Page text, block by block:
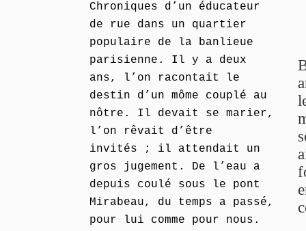
Chroniques d’un éducateur
de rue dans un quartier
populaire de la banlieue
parisienne. Il y a deux
ans, l’on racontait le
destin d’un môme couplé au
nôtre. Il devait se marier,
l’on rêvait d’être
invités ; il attendait un
gros jugement. De l’eau a
depuis coulé sous le pont
Mirabeau, du temps a passé,
pour lui comme pour nous.